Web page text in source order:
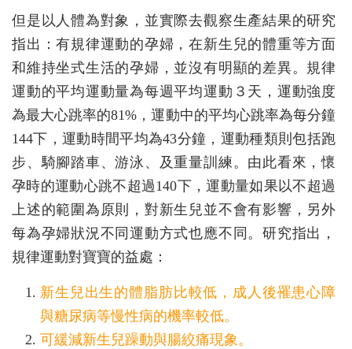
但是以人體為對象，並實際去觀察生產結果的研究
指出：有規律運動的孕婦，在新生兒的體重等方面
和維持坐式生活的孕婦，並沒有明顯的差異。規律
運動的平均運動量為每週平均運動３天，運動強度
為最大心跳率的81%，運動中的平均心跳率為每分鐘
144下，運動時間平均為43分鐘，運動種類則包括跑
步、騎腳踏車、游泳、及重量訓練。由此看來，懷
孕時的運動心跳不超過140下，運動量如果以不超過
上述的範圍為原則，對新生兒並不會有影響，另外
每為孕婦狀況不同運動方式也應不同。研究指出，
規律運動對寶寶的益處：
新生兒出生的體脂肪比較低，成人後罹患心障
與糖尿病等慢性病的機率較低。
可緩減新生兒躁動與腸絞痛現象。